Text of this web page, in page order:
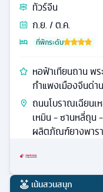
ทัวร์จีน
ก.ย. / ต.ค.
ที่พักระดับ
หอฟ้าเทียนถาน พ
กำแพงเมืองจีนด่า
ถนนโบราณเฉียนเ
เหมิน - ซานหลี่ถุน
ผลิตภัณฑ์ยางพาร
เน้นสวนสนุก